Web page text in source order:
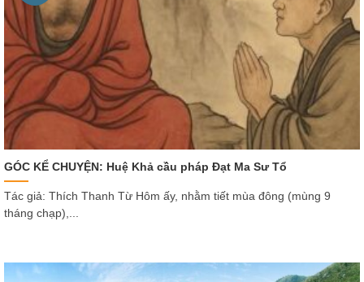
GÓC KỂ CHUYỆN: Huệ Khả cầu pháp Đạt Ma Sư Tổ
Tác giả: Thích Thanh Từ Hôm ấy, nhằm tiết mùa đông (mùng 9
tháng chạp),...